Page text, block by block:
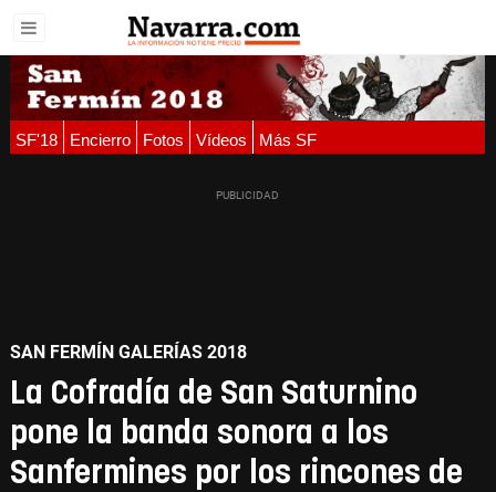
SF'18 Encierro Fotos Vídeos Más SF
SAN FERMÍN GALERÍAS 2018
La Cofradía de San Saturnino
pone la banda sonora a los
Sanfermines por los rincones de